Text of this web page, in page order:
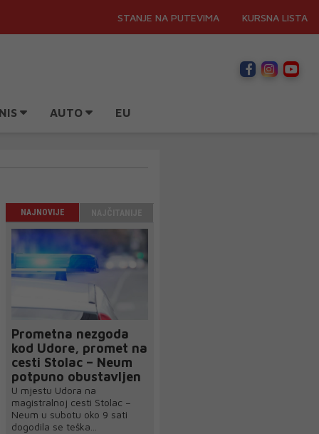
STANJE NA PUTEVIMA KURSNA LISTA
AUTO EU
NAJNOVIJE
Prometna nezgoda
kod Udore, promet na
cesti Stolac – Neum
potpuno obustavljen
U mjestu Udora na
magistralnoj cesti Stolac –
Neum u subotu oko 9 sati
dogodila se teška...